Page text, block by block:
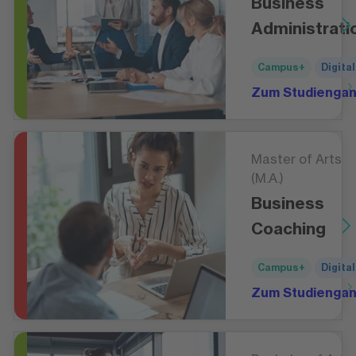
Campus+
Zum
Master of Arts
(M.A.)
Business
Coaching
Campus+
Zum